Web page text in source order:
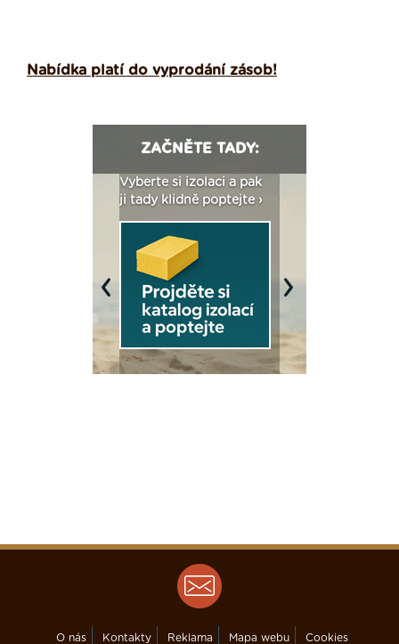
Nabídka platí do vyprodání zásob!
ZAČNĚTE TADY:
Vyberte si izolaci a pak
ji tady klidně poptejte ›
Previous Next
O nás Kontakty Reklama Mapa webu Cookies